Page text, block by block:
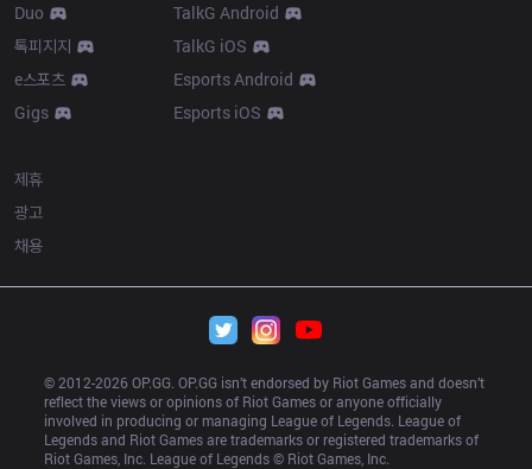
Duo
톡피지지
e스포츠
Gigs
TalkG Android
TalkG iOS
Esports Android
Esports iOS
제휴
광고
채용
© 2012-2026 OP.GG. OP.GG isn’t endorsed by Riot Games and doesn’t
reflect the views or opinions of Riot Games or anyone officially
involved in producing or managing League of Legends. League of
Legends and Riot Games are trademarks or registered trademarks of
Riot Games, Inc. League of Legends © Riot Games, Inc.